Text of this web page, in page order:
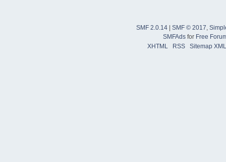
SMF 2.0.14 SMF © 2017,
SMFAdsfor Free
XHTML
RSS Sitemap XML